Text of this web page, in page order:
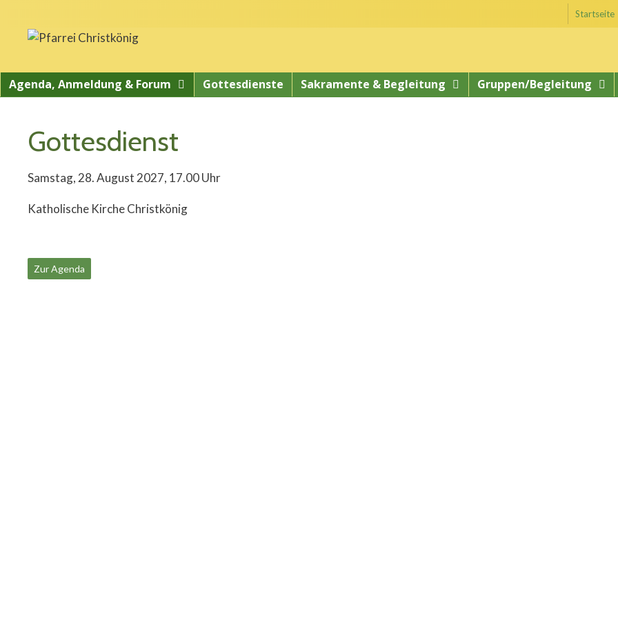
Inhalt
Startseite
Agenda, Anmeldung & Forum Gottesdienste Sakramente & Begleitung Gruppen/Begleitung
Gottesdienst
Samstag, 28. August 2027, 17.00 Uhr
Katholische Kirche Christkönig
Zur Agenda